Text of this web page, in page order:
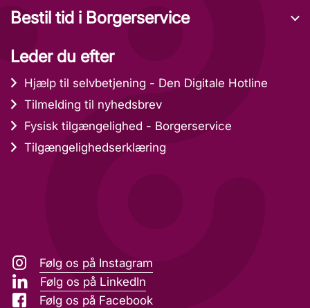
Bestil tid i Borgerservice
Leder du efter
Hjælp til selvbetjening - Den Digitale Hotline
Tilmelding til nyhedsbrev
Fysisk tilgængelighed - Borgerservice
Tilgængelighedserklæring
Følg os på Instagram
Følg os på LinkedIn
Følg os på Facebook